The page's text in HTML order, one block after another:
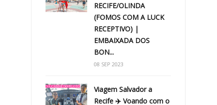
RECIFE/OLINDA
(FOMOS COM A LUCK
RECEPTIVO) |
EMBAIXADA DOS
BON...
08 SEP 2023
Viagem Salvador a
Recife ✈️ Voando com o